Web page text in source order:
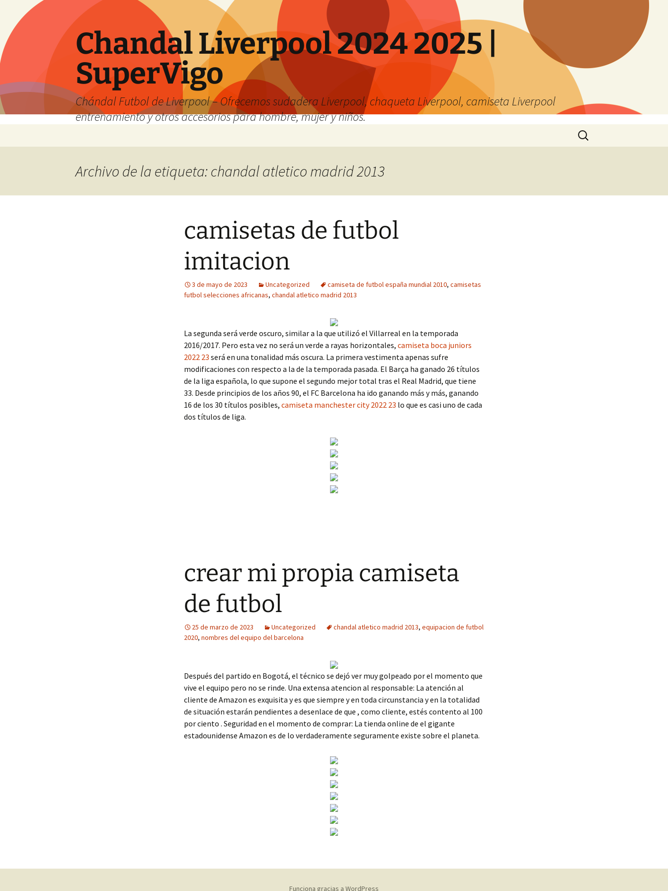
Chandal Liverpool 2024 2025 |
SuperVigo
Chándal Futbol de Liverpool – Ofrecemos sudadera Liverpool, chaqueta Liverpool, camiseta Liverpool
entrenamiento y otros accesorios para hombre, mujer y niños.
Buscar:
Archivo de la etiqueta: chandal atletico madrid 2013
camisetas de futbol
imitacion
3 de mayo de 2023 Uncategorized camiseta de futbol españa mundial 2010, camisetas
futbol selecciones africanas, chandal atletico madrid 2013
La segunda será verde oscuro, similar a la que utilizó el Villarreal en la temporada
2016/2017. Pero esta vez no será un verde a rayas horizontales, camiseta boca juniors
2022 23 será en una tonalidad más oscura. La primera vestimenta apenas sufre
modificaciones con respecto a la de la temporada pasada. El Barça ha ganado 26 títulos
de la liga española, lo que supone el segundo mejor total tras el Real Madrid, que tiene
33. Desde principios de los años 90, el FC Barcelona ha ido ganando más y más, ganando
16 de los 30 títulos posibles, camiseta manchester city 2022 23 lo que es casi uno de cada
dos títulos de liga.
crear mi propia camiseta
de futbol
25 de marzo de 2023 Uncategorized chandal atletico madrid 2013, equipacion de futbol
2020, nombres del equipo del barcelona
Después del partido en Bogotá, el técnico se dejó ver muy golpeado por el momento que
vive el equipo pero no se rinde. Una extensa atencion al responsable: La atención al
cliente de Amazon es exquisita y es que siempre y en toda circunstancia y en la totalidad
de situación estarán pendientes a desenlace de que , como cliente, estés contento al 100
por ciento . Seguridad en el momento de comprar: La tienda online de el gigante
estadounidense Amazon es de lo verdaderamente seguramente existe sobre el planeta.
Funciona gracias a WordPress